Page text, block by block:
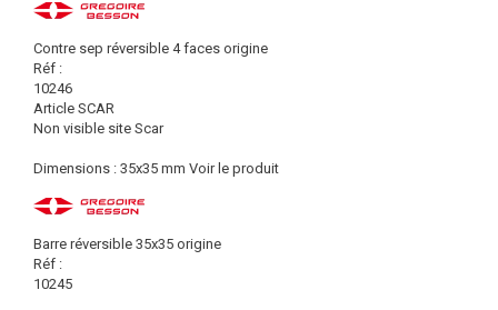
Contre sep réversible 4 faces origine
Réf :
10246
Article SCAR
Non visible site Scar
Dimensions : 35x35 mm Voir le produit
Barre réversible 35x35 origine
Réf :
10245